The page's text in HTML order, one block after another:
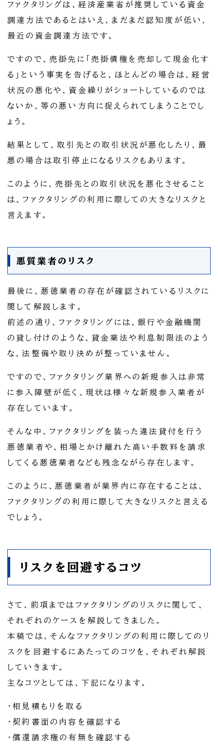
ファクタリングは、経済産業省が推奨している資金
調達方法であるとはいえ、まだまだ認知度が低い、
最近の資金調達方法です。
ですので、売掛先に「売掛債権を売却して現金化す
る」という事実を告げると、ほとんどの場合は、経営
状況の悪化や、資金繰りがショートしているのでは
ないか、等の悪い方向に捉えられてしまうことでし
ょう。
結果として、取引先との取引状況が悪化したり、最
悪の場合は取引停止になるリスクもあります。
このように、売掛先との取引状況を悪化させること
は、ファクタリングの利用に際しての大きなリスクと
言えます。
悪質業者のリスク
最後に、悪徳業者の存在が確認されているリスクに
関して解説します。
前述の通り、ファクタリングには、銀行や金融機関
の貸し付けのような、貸金業法や利息制限法のよう
な、法整備や取り決めが整っていません。
ですので、ファクタリング業界への新規参入は非常
に参入障壁が低く、現状は様々な新規参入業者が
存在しています。
そんな中、ファクタリングを装った違法貸付を行う
悪徳業者や、相場とかけ離れた高い手数料を請求
してくる悪徳業者なども残念ながら存在します。
このように、悪徳業者が業界内に存在することは、
ファクタリングの利用に際して大きなリスクと言える
でしょう。
リスクを回避するコツ
さて、前項まではファクタリングのリスクに関して、
それぞれのケースを解説してきました。
本稿では、そんなファクタリングの利用に際してのリ
スクを回避するにあたってのコツを、それぞれ解説
していきます。
主なコツとしては、下記になります。
・相見積もりを取る
・契約書面の内容を確認する
・償還請求権の有無を確認する